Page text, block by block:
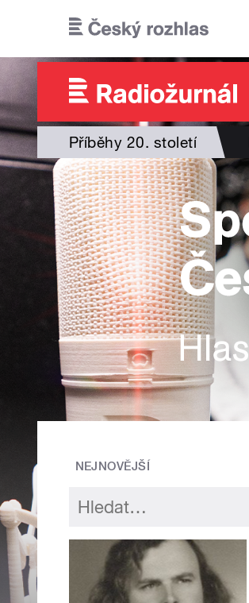
Příběhy 20. století
NEJNOVĚJŠÍ